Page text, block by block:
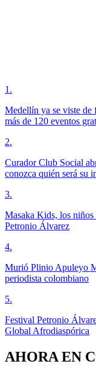
1 .
Medellín ya se viste de
más de 120 eventos
2.
Curador Club Social
conozca quién será su
3.
Masaka Kids, los niños
Petronio Álvarez
4.
Murió Plinio Apuleyo
periodista colombiano
5.
Festival Petronio
Global Afrodiaspórica
AHORA EN